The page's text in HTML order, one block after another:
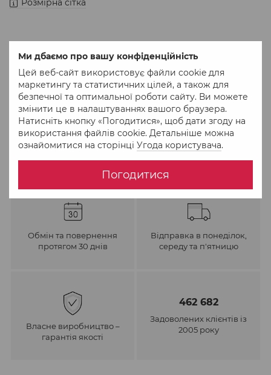
Ми дбаємо про вашу конфіденційність
Цей веб-сайт використовує файли cookie для
маркетингу та статистичних цілей, а також для
безпечної та оптимальної роботи сайту. Ви можете
змінити це в налаштуваннях вашого браузера.
Натисніть кнопку «Погодитися», щоб дати згоду на
використання файлів cookie. Детальніше можна
ознайомитися на сторінці Угода користувача.
Погодитися
Розмірна сітка
1 330 грн
До обраного Порівняти
Обмін та повернення
протягом 30 днів
Відправка в понеділок,
середу та п'ятницю
Власне виробництво –
гарантія якості
462 682
Задоволених клієнтів із
2005 року